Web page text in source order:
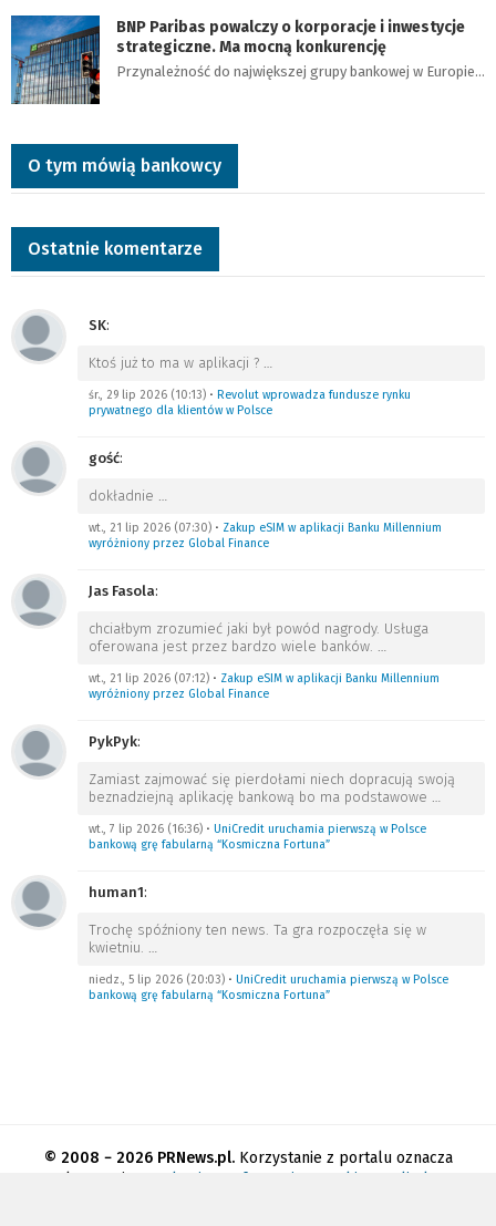
BNP Paribas powalczy o korporacje i inwestycje
strategiczne. Ma mocną konkurencję
Przynależność do największej grupy bankowej w Europie…
O tym mówią bankowcy
Ostatnie komentarze
SK:
Ktoś już to ma w aplikacji ? …
śr., 29 lip 2026 (10:13) • Revolut wprowadza fundusze rynku
prywatnego dla klientów w Polsce
gość:
dokładnie …
wt., 21 lip 2026 (07:30) • Zakup eSIM w aplikacji Banku Millennium
wyróżniony przez Global Finance
Jas Fasola:
chciałbym zrozumieć jaki był powód nagrody. Usługa
oferowana jest przez bardzo wiele banków. …
wt., 21 lip 2026 (07:12) • Zakup eSIM w aplikacji Banku Millennium
wyróżniony przez Global Finance
PykPyk:
Zamiast zajmować się pierdołami niech dopracują swoją
beznadziejną aplikację bankową bo ma podstawowe …
wt., 7 lip 2026 (16:36) • UniCredit uruchamia pierwszą w Polsce
bankową grę fabularną “Kosmiczna Fortuna”
human1:
Trochę spóźniony ten news. Ta gra rozpoczęła się w
kwietniu. …
niedz., 5 lip 2026 (20:03) • UniCredit uruchamia pierwszą w Polsce
bankową grę fabularną “Kosmiczna Fortuna”
© 2008 − 2026 PRNews.pl.Korzystanie z portalu oznacza
akceptację
regulaminu Informacja o cookies
Polityka